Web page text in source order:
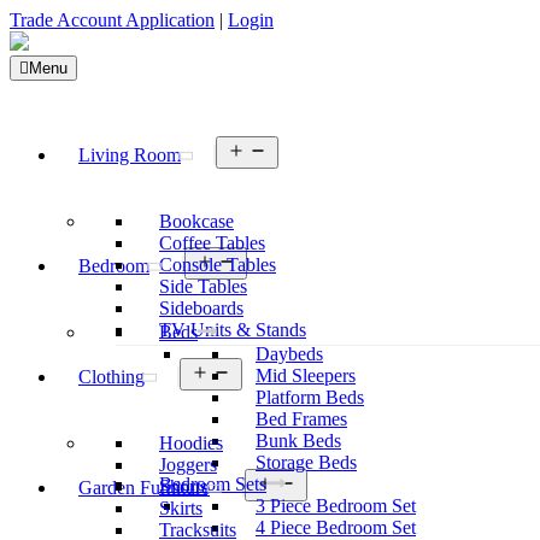
Trade Account Application | Login
Menu
Living Room
menu
Bookcase
Coffee Tables
Console Tables
Side Tables
Sideboards
TV Units & Stands
Bedroom
Open
menu
Beds
Daybeds
Mid Sleepers
Platform Beds
Bed Frames
Bunk Beds
Storage Beds
Bedroom Sets
3 Piece Bedroom Set
4 Piece Bedroom Set
Clothing
Open
menu
Hoodies
Joggers
Shorts
Skirts
Tracksuits
Garden Furniture
menu